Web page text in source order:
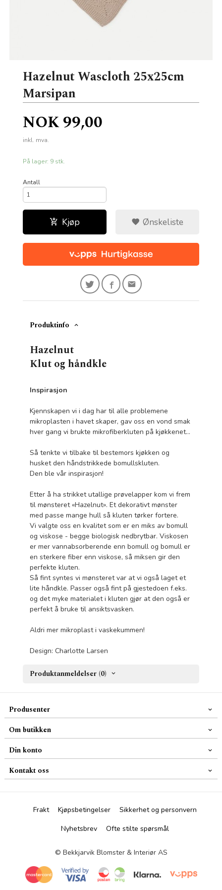
Hazelnut Wascloth 25x25cm
Marsipan
Pris
NOK99,00
inkl. mva.
På lager: 9 stk.
Antall
Kjøp Ønskeliste
Produktinfo
Hazelnut
Klut og håndkle
Inspirasjon
Kjennskapen vi i dag har til alle problemene
mikroplasten i havet skaper, gav oss en vond smak
hver gang vi brukte mikrofiberkluten på kjøkkenet...
Så tenkte vi tilbake til bestemors kjøkken og
husket den håndstrikkede bomullskluten.
Den ble vår inspirasjon!
Etter å ha strikket utallige prøvelapper kom vi frem
til mønsteret «Hazelnut». Et dekorativt mønster
med passe mange hull så kluten tørker fortere.
Vi valgte oss en kvalitet som er en miks av bomull
og viskose - begge biologisk nedbrytbar. Viskosen
er mer vannabsorberende enn bomull og bomull er
en sterkere fiber enn viskose, så miksen gir den
perfekte kluten.
Så fint syntes vi mønsteret var at vi også laget et
lite håndkle. Passer også fint på gjestedoen f.eks.
og det myke materialet i kluten gjør at den også er
perfekt å bruke til ansiktsvasken.
Aldri mer mikroplast i vaskekummen!
Design: Charlotte Larsen
Produktanmeldelser (0)
Produsenter
Om butikken
Din konto
Kontakt oss
Frakt Kjøpsbetingelser
Sikkerhet og personvern
Nyhetsbrev
Ofte stilte spørsmål
© Bekkjarvik Blomster & Interiør AS